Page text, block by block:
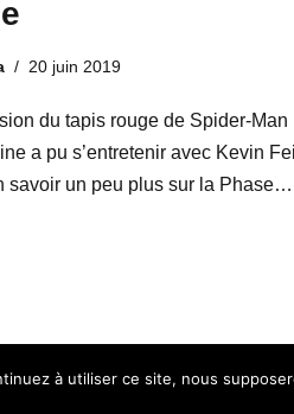
20 juin 2019
du tapis rouge de Spider-
a pu s’entretenir avec Kevin
savoir un peu plus sur la Phase…
à utiliser ce site, nous